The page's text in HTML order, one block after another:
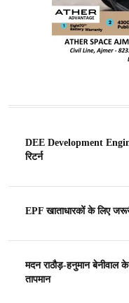
DEE Development
रिटर्न
EPF खाताधारकों के लिए
मदन राठौड़-हनुमान बेनीवाल
तापमान